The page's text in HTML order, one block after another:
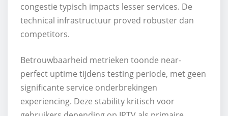
congestie typisch impacts lesser services. De
technical infrastructuur proved robuster dan
competitors.
Betrouwbaarheid metrieken toonde near-
perfect uptime tijdens testing periode, met geen
significante service onderbrekingen
experiencing. Deze stability kritisch voor